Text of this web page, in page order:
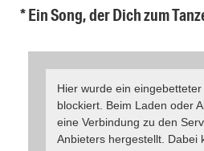
* Ein Song, der Dich zum
Hier wurde ein
blockiert. Beim Laden oder
eine Verbindung zu den
Anbieters hergestellt. Dabei